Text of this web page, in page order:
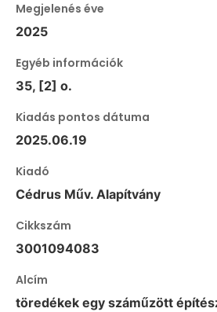
Megjelenés éve
2025
Egyéb információk
35, [2] o.
Kiadás pontos dátuma
2025.06.19
Kiadó
Cédrus Műv. Alapítvány
Cikkszám
3001094083
Alcím
töredékek egy száműzött